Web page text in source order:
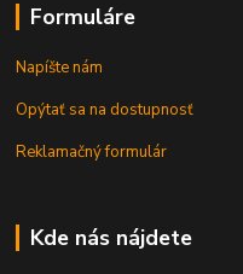
Formuláre
Napíšte nám
Opýtať sa na dostupnosť
Reklamačný formulár
Kde nás nájdete